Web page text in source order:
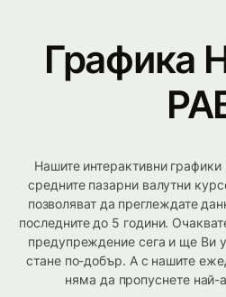
Графика
Нашите интерактивни графики
средните пазарни валутни
позволяват да преглеждате
последните до 5 години.
предупреждение сега и ще Ви
стане по-добър. А с нашите
няма да пропуснете най-